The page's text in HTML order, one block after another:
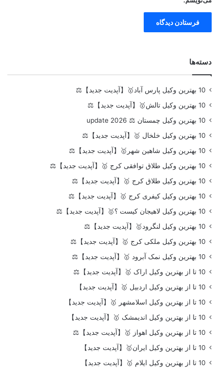
دسته‌ها
10 بهترین وکیل پارس آباد🥇【آپدیت جدید】⚖️
10 بهترین وکیل تالش🥇【آپدیت جدید】⚖️
10 بهترین وکیل چمستان ⚖️ update 2026
10 بهترین وکیل خلخال 🥇【آپدیت جدید】⚖️
10 بهترین وکیل شاهین شهر🥇【آپدیت جدید】⚖️
10 بهترین وکیل طلاق توافقی کرج 🥇【آپدیت جدید】⚖️
10 بهترین وکیل طلاق کرج 🥇【آپدیت جدید】⚖️
10 بهترین وکیل کیفری کرج 🥇【آپدیت جدید】⚖️
10 بهترین وکیل لاهیجان کیست ؟🥇【آپدیت جدید】⚖️
10 بهترین وکیل لنگرود🥇【آپدیت جدید】⚖️
10 بهترین وکیل ملکی کرج 🥇【آپدیت جدید】⚖️
10 بهترین وکیل نمک آبرود 🥇【آپدیت جدید】⚖️
10 تا از بهترین وکیل اراک 🥇【آپدیت جدید】⚖️
10 تا از بهترین وکیل اردبیل 🥇【آپدیت جدید】
10 تا از بهترین وکیل اسلامشهر 🥇【آپدیت جدید】
10 تا از بهترین وکیل اندیمشک 🥇【آپدیت جدید】
10 تا از بهترین وکیل اهواز 🥇【آپدیت جدید】⚖️
10 تا از بهترین وکیل ایران🥇【آپدیت جدید】
10 تا از بهترین وکیل ایلام 🥇【آپدیت جدید】